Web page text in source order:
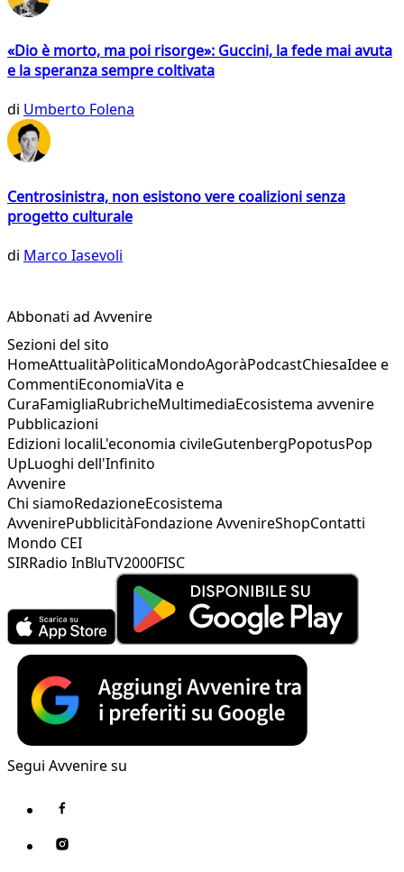
«Dio è morto, ma poi risorge»: Guccini, la fede mai avuta
e la speranza sempre coltivata
di Umberto Folena
Centrosinistra, non esistono vere coalizioni senza
progetto culturale
di Marco Iasevoli
Abbonati ad Avvenire
Sezioni del sito
HomeAttualitàPoliticaMondoAgoràPodcastChiesaIdee e
CommentiEconomiaVita e
CuraFamigliaRubricheMultimediaEcosistema avvenire
Pubblicazioni
Edizioni localiL'economia civileGutenbergPopotusPop
UpLuoghi dell'Infinito
Avvenire
Chi siamoRedazioneEcosistema
AvvenirePubblicitàFondazione AvvenireShopContatti
Mondo CEI
SIRRadio InBluTV2000FISC
Segui Avvenire su